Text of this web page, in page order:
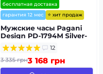
бесплатная доставка
гарантия 12 мес
⭐ хит продаж
Мужские часы Pagani
Design PD-1794M Silver-
Black
12
3 335 грн3 168 грн